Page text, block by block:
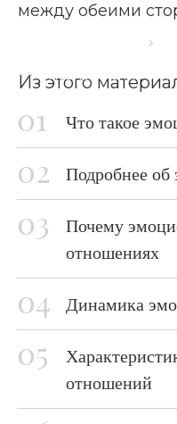
между обеими
Из этого
Что такое
Подробнее об
Почему
отношениях
Динамика
отношений